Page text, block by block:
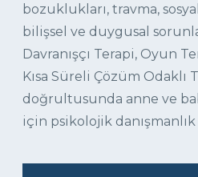
bozuklukları, travma,
bilişsel ve duygusal
Davranışçı Terapi, Oyun
Kısa Süreli Çözüm Odaklı
doğrultusunda anne ve
için psikolojik